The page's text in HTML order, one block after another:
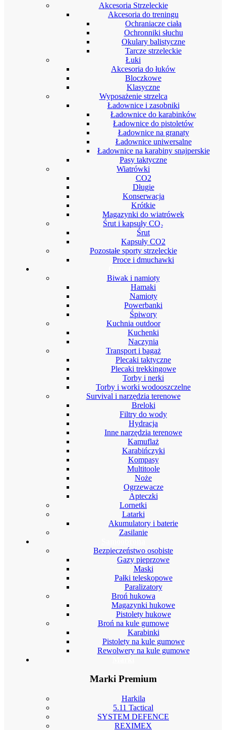
Akcesoria Strzeleckie
Akcesoria do treningu
Ochraniacze ciała
Ochronniki słuchu
Okulary balistyczne
Tarcze strzeleckie
Łuki
Akcesoria do łuków
Bloczkowe
Klasyczne
Wyposażenie strzelca
Ładownice i zasobniki
Ładownice do karabinków
Ładownice do pistoletów
Ładownice na granaty
Ładownice uniwersalne
Ładownice na karabiny snajperskie
Pasy taktyczne
Wiatrówki
CO2
Długie
Konserwacja
Krótkie
Magazynki do wiatrówek
Śrut i kapsuły CO₂
Śrut
Kapsuły CO2
Pozostałe sporty strzeleckie
Proce i dmuchawki
Biwak i namioty
Hamaki
Namioty
Powerbanki
Śpiwory
Kuchnia outdoor
Kuchenki
Naczynia
Transport i bagaż
Plecaki taktyczne
Plecaki trekkingowe
Torby i nerki
Torby i worki wodooszczelne
Survival i narzędzia terenowe
Breloki
Filtry do wody
Hydracja
Inne narzędzia terenowe
Kamuflaż
Karabińczyki
Kompasy
Multitoole
Noże
Ogrzewacze
Apteczki
Lornetki
Latarki
Akumulatory i baterie
Zasilanie
Bezpieczeństwo osobiste
Gazy pieprzowe
Maski
Pałki teleskopowe
Paralizatory
Broń hukowa
Magazynki hukowe
Pistolety hukowe
Broń na kule gumowe
Karabinki
Pistolety na kule gumowe
Rewolwery na kule gumowe
Marki Premium
Harkila
5.11 Tactical
SYSTEM DEFENCE
REXIMEX